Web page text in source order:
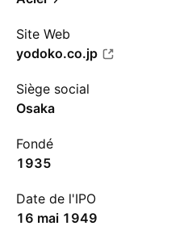
Site Web
yodoko.co.jp
Siège social
Osaka
Fondé
1935
Date de l'IPO
16 mai 1949